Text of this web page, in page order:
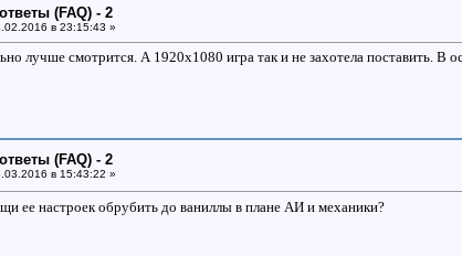
(FAQ) - 2
в 23:15:43 »
лучше смотрится. А 1920x1080 игра так и не захотела поставить. В
(FAQ) - 2
в 15:43:22 »
ее настроек обрубить до ваниллы в плане АИ и механики?